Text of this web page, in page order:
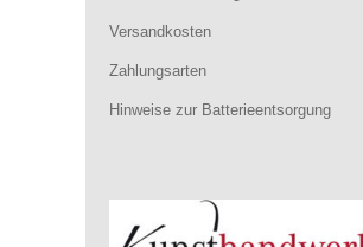
Versandkosten
Zahlungsarten
Hinweise zur Batterieentsorgung